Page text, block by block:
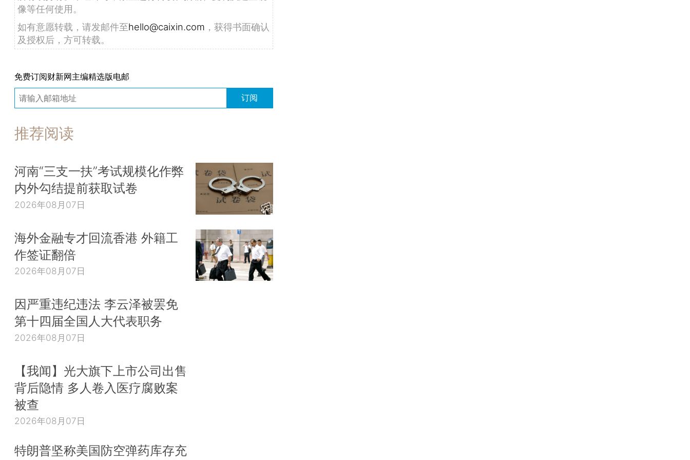
像等任何使用。
如有意愿转载，请发邮件至hello@caixin.com ，获得书面确认
及授权后，方可转载。
免费订阅财新网主编精选版电邮
订阅
推荐阅读
河南“三支一扶”考试规模化作弊
内外勾结提前获取试卷
2026年08月07日
海外金融专才回流香港 外籍工
作签证翻倍
2026年08月07日
因严重违纪违法 李云泽被罢免
第十四届全国人大代表职务
2026年08月07日
【我闻】光大旗下上市公司出售
背后隐情 多人卷入医疗腐败案
被查
2026年08月07日
特朗普坚称美国防空弹药库存充